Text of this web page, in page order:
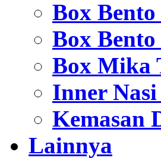
Box
Box
Box Mika
Inner
Kemasan
Lainnya